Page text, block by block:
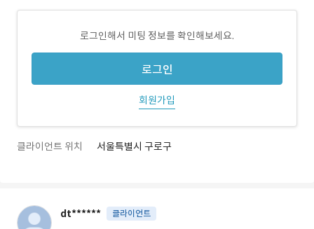
로그인해서 미팅 정보를 확인해보세요.
로그인
회원가입
클라이언트 위치 서울특별시 구로구
dt****** 클라이언트